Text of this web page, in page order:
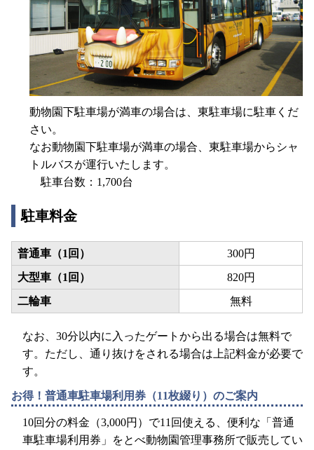
動物園下駐車場が満車の場合は、東駐車場に駐車くだ
さい。
なお動物園下駐車場が満車の場合、東駐車場からシャ
トルバスが運行いたします。
駐車台数：1,700台
駐車料金
普通車 （1回）
300円
大型車 （1回）
820円
二輪車
無料
なお、30分以内に入ったゲートから出る場合は無料で
す。ただし、通り抜けをされる場合は上記料金が必要で
す。
お得！普通車駐車場利用券（11枚綴り）のご案内
10回分の料金（3,000円）で11回使える、便利な「普通
車駐車場利用券」をとべ動物園管理事務所で販売してい